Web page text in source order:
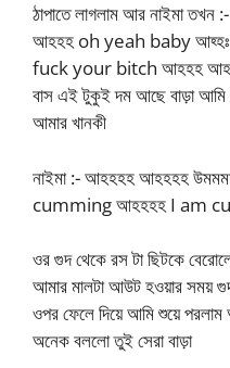
ঠাপাতে লাগলাম আর নাইমা
আহহহ oh yeah baby
fuck your bitch আহহহ
বাস এই টুকুই দম আছে বাড়া আমি
আমার খানকী
নাইমা :- আহহহহ আহহহহ
cumming আহহহহ I am
ওর গুদ থেকে রস টা ছিটকে
আমার মালটা আউট হওয়ার সময় গুদ
ওপর ফেলে দিয়ে আমি শুয়ে
অনেক বললো তুই সেরা বাড়া